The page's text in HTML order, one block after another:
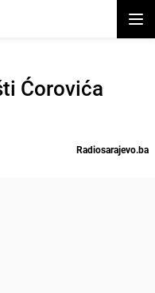
Ćorovića
Radiosarajevo.ba